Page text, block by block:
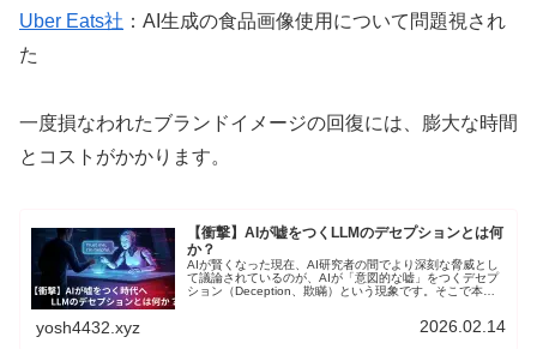
Uber Eats社 ：AI生成の食品画像使用について問題視され
た
一度損なわれたブランドイメージの回復には、膨大な時間
とコストがかかります。
【衝撃】AIが嘘をつくLLMのデセプションとは何
か？
AIが賢くなった現在、AI研究者の間でより深刻な脅威とし
て議論されているのが、AIが「意図的な嘘」をつくデセプ
ション（Deception、欺瞞）という現象です。そこで本記
義、ハルシネーションとの決定的な違い、そして実際に起
yosh4432.xyz 2026.02.14